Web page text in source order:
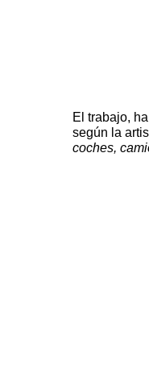
El trabajo,
según la
coches,